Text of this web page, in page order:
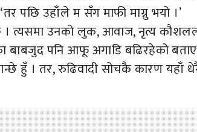
पछि उहाँले म सँग माफी माग्नु भयो ।’
। त्यसमा उनको लुक, आवाज, नृत्य
बाबजुद पनि आफू अगाडि बढिरहेको
हुँ । तर, रुढिवादी सोचकै कारण यहाँ